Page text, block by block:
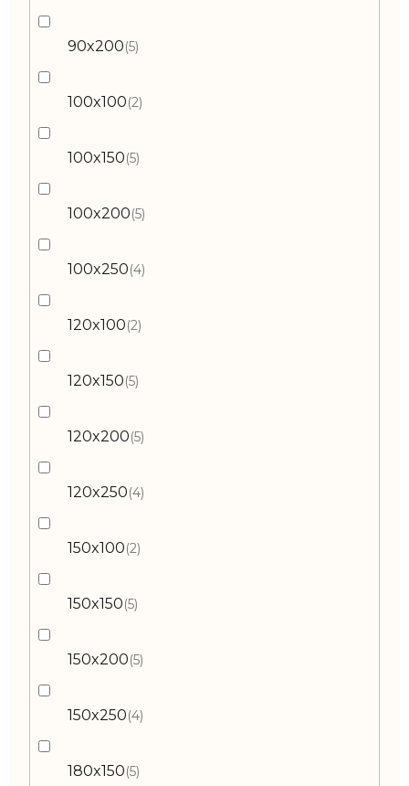
90x200 5
100x100 2
100x150 5
100x200 5
100x250 4
120x100 2
120x150 5
120x200 5
120x250 4
150x100 2
150x150 5
150x200 5
150x250 4
180x150 5